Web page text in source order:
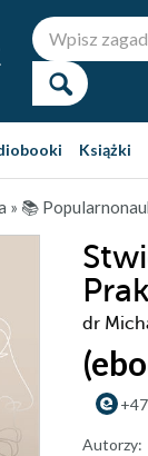
Książki
» 📚
dr
Autorzy: